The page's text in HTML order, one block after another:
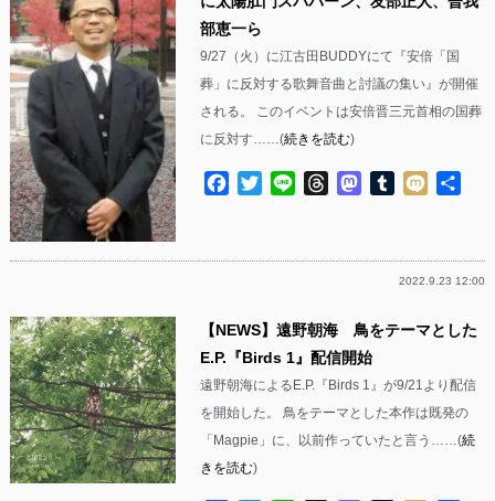
部恵一ら
9/27（火）に江古田BUDDYにて『安倍「国
葬」に反対する歌舞音曲と討議の集い』が開催
される。 このイベントは安倍晋三元首相の国葬
に反対す……(続きを読む)
Facebook
TwitterLine ThreadsMastodon
Tumblr
Mixi
2022.9.23 12:00
【NEWS】遠野朝海 鳥をテーマとした
E.P.『Birds 1』配信開始
遠野朝海によるE.P.『Birds 1』が9/21より配信
を開始した。 鳥をテーマとした本作は既発の
「Magpie」に、以前作っていたと言う……(続
きを読む)